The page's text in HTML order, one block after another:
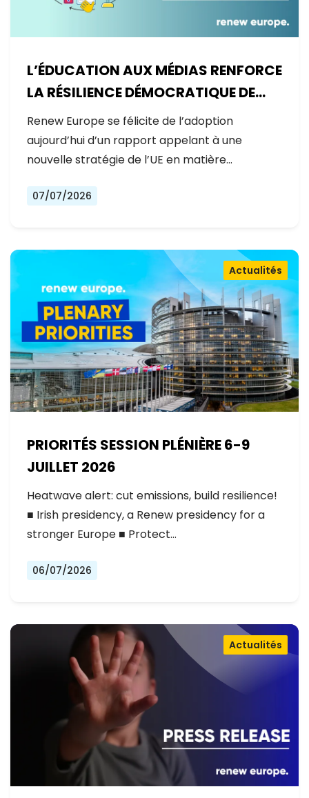
L’ÉDUCATION AUX MÉDIAS RENFORCE
LA RÉSILIENCE DÉMOCRATIQUE DE
L’EUROPE
Renew Europe se félicite de l’adoption
aujourd’hui d’un rapport appelant à une
nouvelle stratégie de l’UE en matière…
07/07/2026
PRIORITÉS SESSION PLÉNIÈRE 6-9
JUILLET 2026
Actualités
Heatwave alert: cut emissions, build resilience!
■ Irish presidency, a Renew presidency for a
stronger Europe ■ Protect…
06/07/2026
Actualités